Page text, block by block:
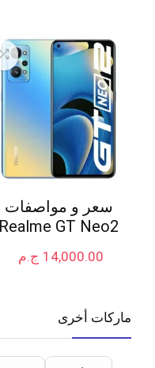
سعر و مواصفات
Realme GT Neo2
ج.م 14,000.00
ماركات أخرى